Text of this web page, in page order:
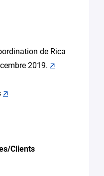
de Rica
2019. 🡭
🡭
Clients